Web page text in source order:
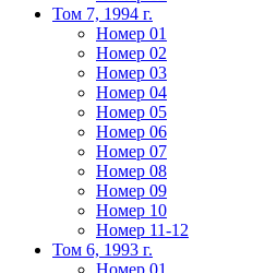
Том 7, 1994 г.
Номер 01
Номер 02
Номер 03
Номер 04
Номер 05
Номер 06
Номер 07
Номер 08
Номер 09
Номер 10
Номер 11-12
Том 6, 1993 г.
Номер 01